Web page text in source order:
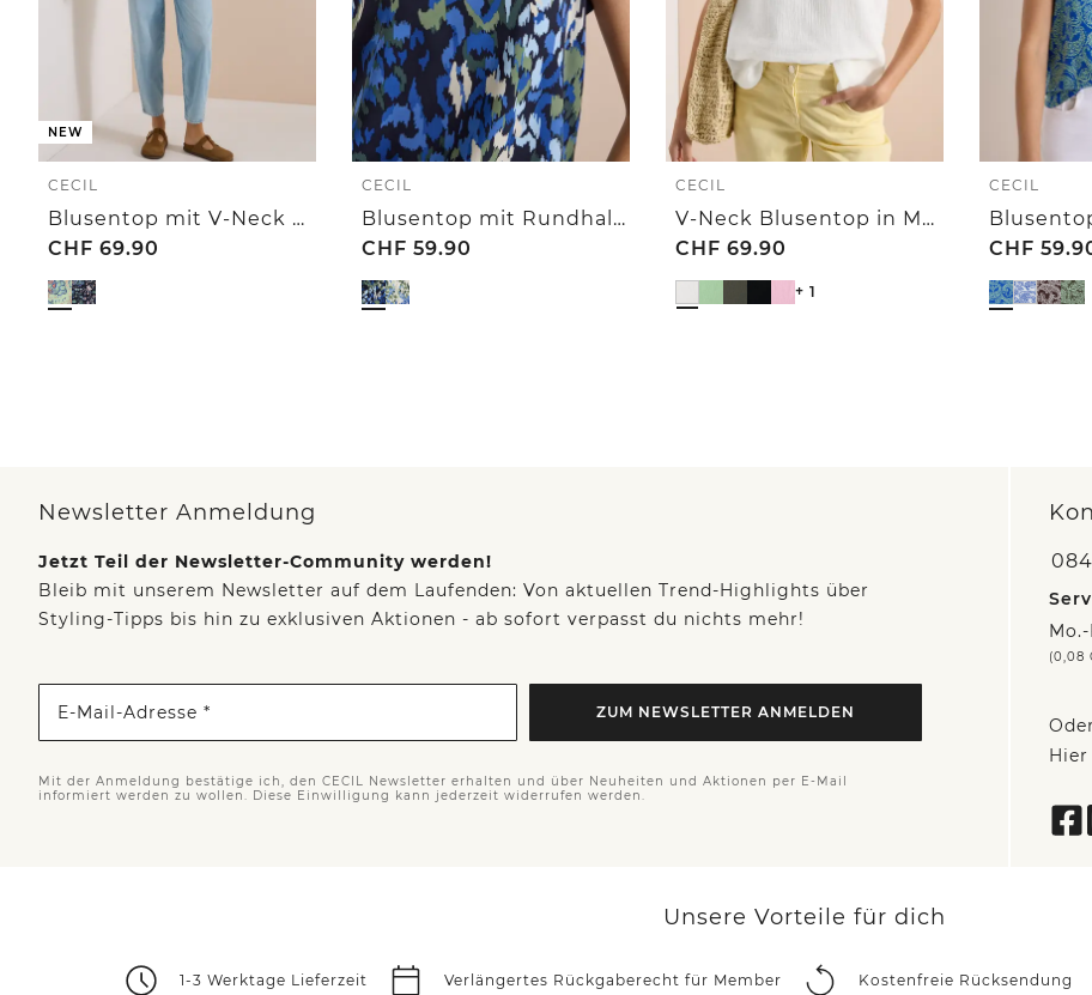
NEW
CECIL
Blusentop mit V-Neck und Print
CHF 69.90
CECIL
Blusentop mit Rundhals und Print
CHF 59.90
CECIL
V-Neck Blusentop in Musselin-Qualität
CHF 69.90
+ 1
CECIL
CHF
Newsletter Anmeldung
Jetzt Teil der Newsletter-Community werden!
Bleib mit unserem Newsletter auf dem Laufenden: Von aktuellen Trend-Highlights über
Styling-Tipps bis hin zu exklusiven Aktionen - ab sofort verpasst du nichts mehr!
E-Mail-Adresse * ZUM NEWSLETTER ANMELDEN
Mit der Anmeldung bestätige ich, den CECIL Newsletter erhalten und über Neuheiten und Aktionen per E-Mail
informiert werden zu wollen. Diese Einwilligung kann jederzeit widerrufen werden.
(0,08
Hier
Unsere Vorteile für dich
1-3 Werktage Lieferzeit Verlängertes Rückgaberecht für Member Kostenfreie Rücksendung